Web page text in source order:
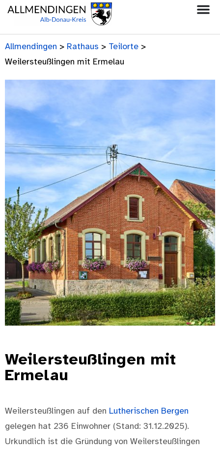
Allmendingen > Rathaus > Teilorte >
Weilersteußlingen mit Ermelau
Weilersteußlingen mit
Ermelau
Weilersteußlingen auf den Lutherischen Bergen
gelegen hat 236 Einwohner (Stand: 31.12.2025).
Urkundlich ist die Gründung von Weilersteußlingen